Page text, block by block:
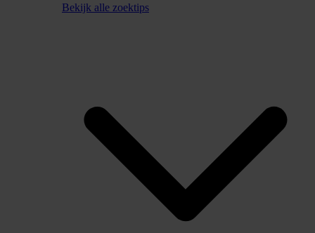
Bekijk alle zoektips